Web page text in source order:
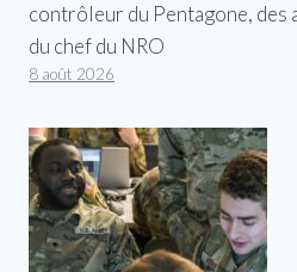
contrôleur du Pentagone,
du chef du NRO
8 août 2026